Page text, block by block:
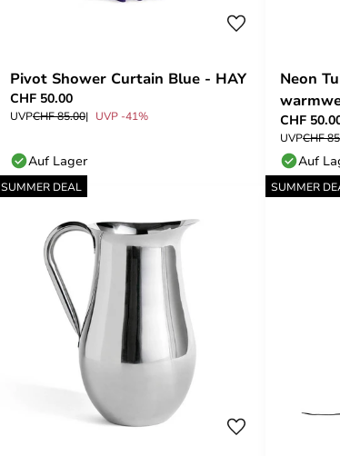
Pivot Shower Curtain Blue - HAY
CHF 50.00
UVPCHF 85.00 UVP -41%
Auf Lager
Neon
- HAY
CHF
UVPCHF
Auf
SUMMER DEAL SUMMER